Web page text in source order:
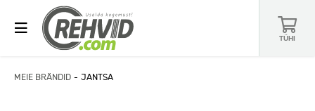
TÜHI
MEIE BRÄNDID JANTSA